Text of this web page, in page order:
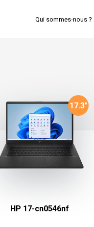
Qui sommes-nous ?
17.3"
HP 17-cn0546nf